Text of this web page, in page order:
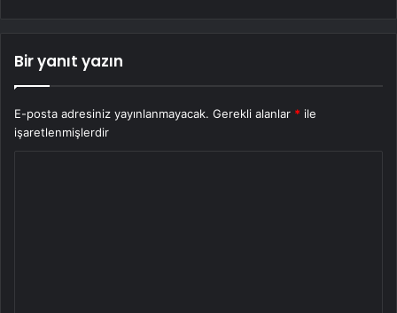
Bir yanıt yazın
E-posta adresiniz yayınlanmayacak. Gerekli alanlar * ile
işaretlenmişlerdir